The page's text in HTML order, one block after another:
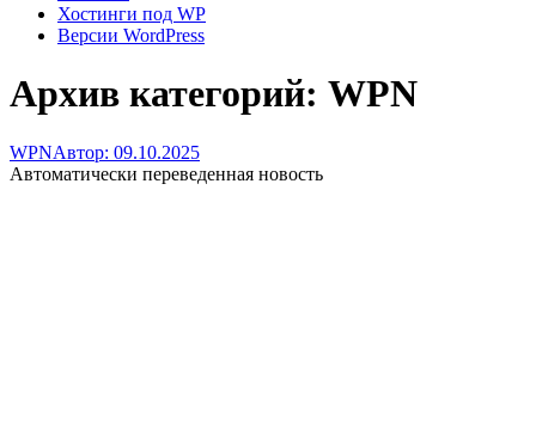
Хостинги под WP
Версии WordPress
Архив категорий: WPN
WPNАвтор: 09.10.2025
Автоматически переведенная новость